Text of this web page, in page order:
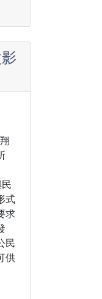
式
求
民
供